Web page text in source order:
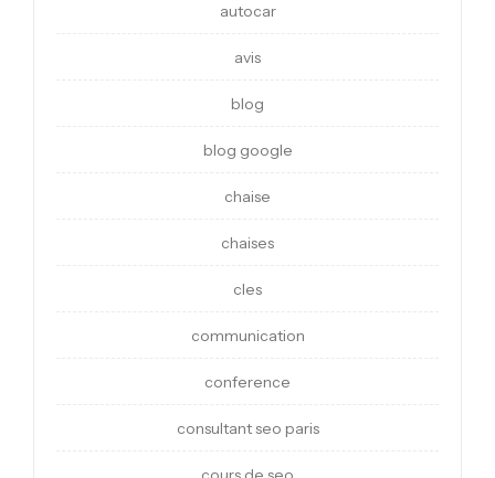
autocar
avis
blog
blog google
chaise
chaises
cles
communication
conference
consultant seo paris